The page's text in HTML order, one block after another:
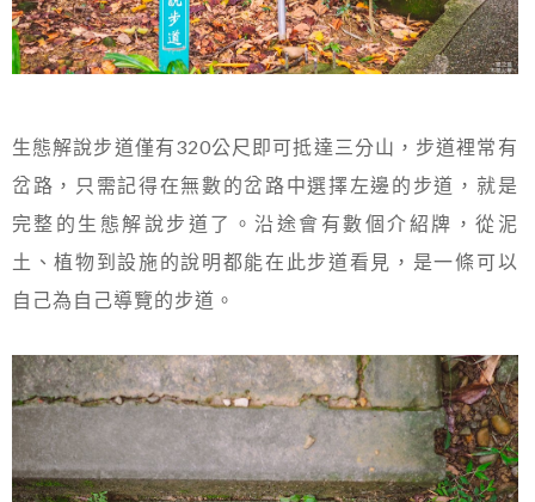
生態解說步道僅有320公尺即可抵達三分山，步道裡常有
岔路，只需記得在無數的岔路中選擇左邊的步道，就是
完整的生態解說步道了。沿途會有數個介紹牌，從泥
土、植物到設施的說明都能在此步道看見，是一條可以
自己為自己導覽的步道。